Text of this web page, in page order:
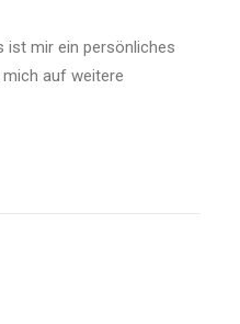
ist mir ein persönliches
mich auf weitere